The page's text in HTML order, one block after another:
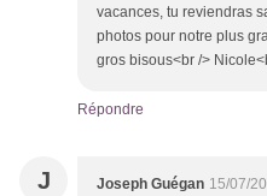
vacances, tu reviendras
photos pour notre plus
gros bisous<br />
Répondre
J Joseph Guégan 15/07/